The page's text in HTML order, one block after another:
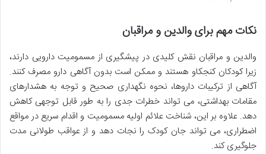
نکات مهم برای والدین و مراقبان
والدین و مراقبان نقش کلیدی در پیشگیری از مسمومیت دارویی دارند،
زیرا کودکان کنجکاو هستند و ممکن است بدون آگاهی دارو مصرف کنند.
آگاهی از ترکیبات داروها، نحوه نگهداری صحیح و توجه به هشدارهای
مقامات بهداشتی، می تواند خطرات جدی را به طور قابل توجهی کاهش
دهد. علاوه بر این، شناخت علائم اولیه مسمومیت و اقدام سریع در مواقع
اضطراری، می تواند جان کودک را نجات دهد و از عواقب طولانی مدت
جلوگیری کند.